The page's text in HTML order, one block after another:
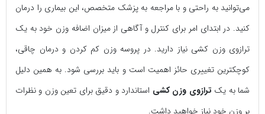
می‌توانید به راحتی و با مراجعه به پزشک متخصص، این بیماری را درمان
کنید. در ابتدای امر برای کنترل و آگاهی از میزان اضافه وزن خود به یک
ترازوی وزن کشی نیاز دارید. در پروسه وزن کم کردن و درمان چاقی،
کوچکترین تغییری حائز اهمیت است و باید بررسی شود.‌ به همین دلیل
شما به یک ترازوی وزن کشی استاندارد و دقیق برای تعین وزن و نظرات
بر وزن خود نیاز خواهید داشت.